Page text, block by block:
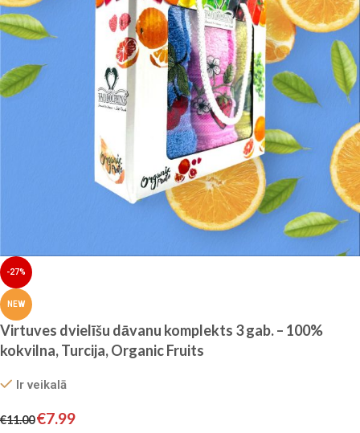
-27%
NEW
Virtuves dvielīšu dāvanu komplekts 3 gab. – 100%
kokvilna, Turcija, Organic Fruits
Ir veikalā
€11.00€7.99